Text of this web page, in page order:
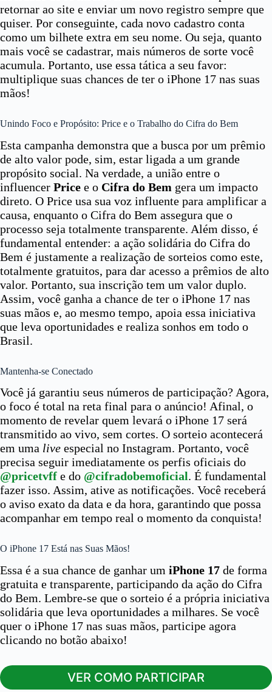
retornar ao site e enviar um novo registro sempre que
quiser. Por conseguinte, cada novo cadastro conta
como um bilhete extra em seu nome. Ou seja, quanto
mais você se cadastrar, mais números de sorte você
acumula. Portanto, use essa tática a seu favor:
multiplique suas chances de ter o iPhone 17 nas suas
mãos!
Unindo Foco e Propósito: Price e o Trabalho do Cifra do Bem
Esta campanha demonstra que a busca por um prêmio
de alto valor pode, sim, estar ligada a um grande
propósito social. Na verdade, a união entre o
influencer Price e o Cifra do Bem gera um impacto
direto. O Price usa sua voz influente para amplificar a
causa, enquanto o Cifra do Bem assegura que o
processo seja totalmente transparente. Além disso, é
fundamental entender: a ação solidária do Cifra do
Bem é justamente a realização de sorteios como este,
totalmente gratuitos, para dar acesso a prêmios de alto
valor. Portanto, sua inscrição tem um valor duplo.
Assim, você ganha a chance de ter o iPhone 17 nas
suas mãos e, ao mesmo tempo, apoia essa iniciativa
que leva oportunidades e realiza sonhos em todo o
Brasil.
Mantenha-se Conectado
Você já garantiu seus números de participação? Agora,
o foco é total na reta final para o anúncio! Afinal, o
momento de revelar quem levará o iPhone 17 será
transmitido ao vivo, sem cortes. O sorteio acontecerá
em uma live especial no Instagram. Portanto, você
precisa seguir imediatamente os perfis oficiais do
@pricetvff e do @cifradobemoficial. É fundamental
fazer isso. Assim, ative as notificações. Você receberá
o aviso exato da data e da hora, garantindo que possa
acompanhar em tempo real o momento da conquista!
O iPhone 17 Está nas Suas Mãos!
Essa é a sua chance de ganhar um iPhone 17 de forma
gratuita e transparente, participando da ação do Cifra
do Bem. Lembre-se que o sorteio é a própria iniciativa
solidária que leva oportunidades a milhares. Se você
quer o iPhone 17 nas suas mãos, participe agora
clicando no botão abaixo!
VER COMO PARTICIPAR